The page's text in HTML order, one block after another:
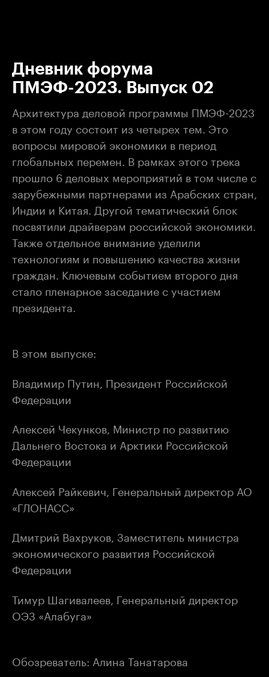
Дневник форума
ПМЭФ-2023. Выпуск 02
Архитектура деловой программы ПМЭФ-2023
в этом году состоит из четырех тем. Это
вопросы мировой экономики в период
глобальных перемен. В рамках этого трека
прошло 6 деловых мероприятий в том числе с
зарубежными партнерами из Арабских стран,
Индии и Китая. Другой тематический блок
посвятили драйверам российской экономики.
Также отдельное внимание уделили
технологиям и повышению качества жизни
граждан. Ключевым событием второго дня
стало пленарное заседание с участием
президента.
В этом выпуске:
Владимир Путин, Президент Российской
Федерации
Алексей Чекунков, Министр по развитию
Дальнего Востока и Арктики Российской
Федерации
Алексей Райкевич, Генеральный директор АО
«ГЛОНАСС»
Дмитрий Вахруков, Заместитель министра
экономического развития Российской
Федерации
Тимур Шагивалеев, Генеральный директор
ОЭЗ «Алабуга»
Обозреватель: Алина Танатарова